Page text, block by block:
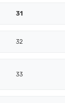
31
32
33